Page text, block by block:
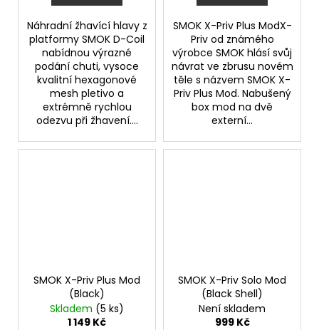
Náhradní žhavící hlavy z
platformy SMOK D-Coil
nabídnou výrazné
podání chuti, vysoce
kvalitní hexagonové
mesh pletivo a
extrémně rychlou
odezvu při žhavení....
SMOK X-Priv Plus ModX-
Priv od známého
výrobce SMOK hlásí svůj
návrat ve zbrusu novém
těle s názvem SMOK X-
Priv Plus Mod. Nabušený
box mod na dvě
externí...
SMOK X-Priv Plus Mod
(Black)
Skladem (5 ks)
1 149 Kč
SMOK X-Priv Solo Mod
(Black Shell)
Není skladem
999 Kč